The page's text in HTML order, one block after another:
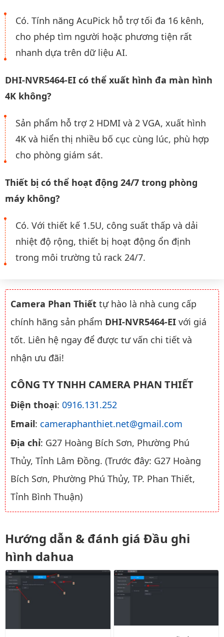
Có. Tính năng AcuPick hỗ trợ tối đa 16 kênh,
cho phép tìm người hoặc phương tiện rất
nhanh dựa trên dữ liệu AI.
DHI-NVR5464-EI có thể xuất hình đa màn hình
4K không?
Sản phẩm hỗ trợ 2 HDMI và 2 VGA, xuất hình
4K và hiển thị nhiều bố cục cùng lúc, phù hợp
cho phòng giám sát.
Thiết bị có thể hoạt động 24/7 trong phòng
máy không?
Có. Với thiết kế 1.5U, công suất thấp và dải
nhiệt độ rộng, thiết bị hoạt động ổn định
trong môi trường tủ rack 24/7.
Camera Phan Thiết tự hào là nhà cung cấp
chính hãng sản phẩm DHI-NVR5464-EI với giá
tốt. Liên hệ ngay để được tư vấn chi tiết và
nhận ưu đãi!
CÔNG TY TNHH CAMERA PHAN THIẾT
Điện thoại: 0916.131.252
Email: cameraphanthiet.net@gmail.com
Địa chỉ: G27 Hoàng Bích Sơn, Phường Phú
Thủy, Tỉnh Lâm Đồng. (Trước đây: G27 Hoàng
Bích Sơn, Phường Phú Thủy, TP. Phan Thiết,
Tỉnh Bình Thuận)
Hướng dẫn & đánh giá Đầu ghi
hình dahua